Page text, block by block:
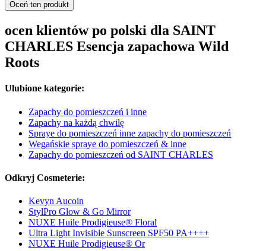
Oceń ten produkt
ocen klientów po polski dla SAINT
CHARLES Esencja zapachowa Wild
Roots
Ulubione kategorie:
Zapachy do pomieszczeń i inne
Zapachy na każdą chwilę
Spraye do pomieszczeń inne zapachy do pomieszczeń
Wegańskie spraye do pomieszczeń & inne
Zapachy do pomieszczeń od SAINT CHARLES
Odkryj Cosmeterie:
Kevyn Aucoin
StylPro Glow & Go Mirror
NUXE Huile Prodigieuse® Floral
Ultra Light Invisible Sunscreen SPF50 PA++++
NUXE Huile Prodigieuse® Or